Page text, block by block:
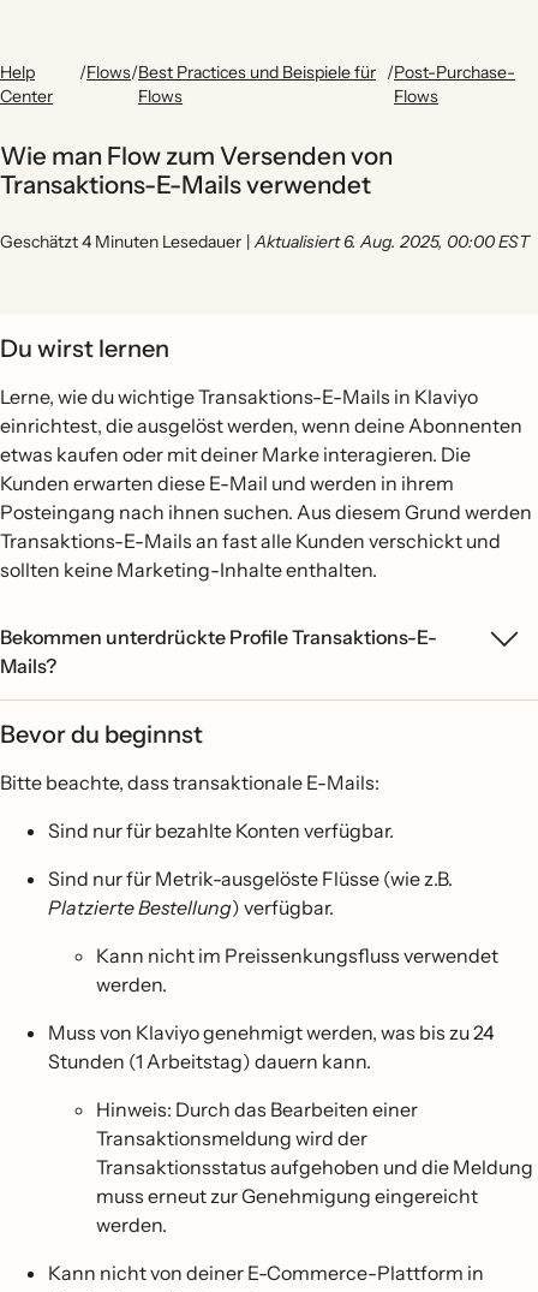
Help
Center
/Flows/Best Practices und Beispiele für
Flows
/Post-Purchase-
Flows
Wie man Flow zum Versenden von
Transaktions-E-Mails verwendet
Geschätzt 4 Minuten Lesedauer | Aktualisiert 6. Aug. 2025, 00:00 EST
Du wirst lernen
Lerne, wie du wichtige Transaktions-E-Mails in Klaviyo
einrichtest, die ausgelöst werden, wenn deine Abonnenten
etwas kaufen oder mit deiner Marke interagieren. Die
Kunden erwarten diese E-Mail und werden in ihrem
Posteingang nach ihnen suchen. Aus diesem Grund werden
Transaktions-E-Mails an fast alle Kunden verschickt und
sollten keine Marketing-Inhalte enthalten.
Bekommen unterdrückte Profile Transaktions-E-
Mails?
Bevor du beginnst
Bitte beachte, dass transaktionale E-Mails:
Sind nur für bezahlte Konten verfügbar.
Sind nur für Metrik-ausgelöste Flüsse (wie z.B.
Platzierte Bestellung) verfügbar.
Kann nicht im Preissenkungsfluss verwendet
werden.
Muss von Klaviyo genehmigt werden, was bis zu 24
Stunden (1 Arbeitstag) dauern kann.
Hinweis: Durch das Bearbeiten einer
Transaktionsmeldung wird der
Transaktionsstatus aufgehoben und die Meldung
muss erneut zur Genehmigung eingereicht
werden.
Kann nicht von deiner E-Commerce-Plattform in